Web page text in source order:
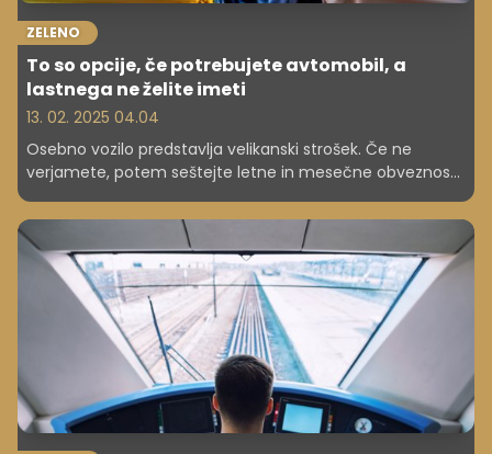
ZELENO
To so opcije, če potrebujete avtomobil, a
lastnega ne želite imeti
13. 02. 2025 04.04
Osebno vozilo predstavlja velikanski strošek. Če ne
verjamete, potem seštejte letne in mesečne obveznosti
ter dodajte stroške rednega in nenačrtovanega
servisiranja. Nato razmislite, ali si lahko avtomobil
resnično privoščite.